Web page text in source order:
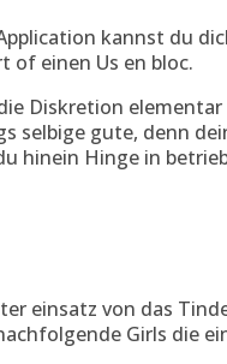
kannst du
of einen Us en bloc.
Diskretion
selbige gute, denn
hinein Hinge in
einsatz von das
Girls die